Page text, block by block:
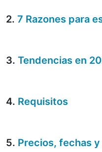
2. 7 Razones para
3. Tendencias en
4. Requisitos
5. Precios, fechas